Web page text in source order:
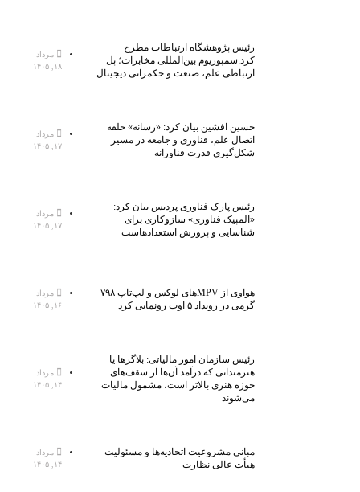
رئیس پژوهشگاه ارتباطات مطرح
کرد:سمپوزیوم بین‌المللی مخابرات؛ پل
ارتباطی علم، صنعت و حکمرانی دیجیتال
مرداد
۱۸, ۱۴۰۵
حسین افشین بیان کرد: «رسانه» حلقه
اتصال علم، فناوری و جامعه در مسیر
شکل‌گیری قدرت فناورانه
مرداد
۱۷, ۱۴۰۵
رئیس پارک فناوری پردیس بیان کرد:
«المپیک فناوری» سازوکاری برای
شناسایی و پرورش استعدادهاست
مرداد
۱۷, ۱۴۰۵
هواوی از MPVهای لوکس و لپ‌تاپ ۷۹۸
گرمی در رویداد ۵ اوت رونمایی کرد
مرداد
۱۶, ۱۴۰۵
رئیس سازمان امور مالیاتی: بلاگر‌ها یا
هنرمندانی که درآمد آن‌ها از سقف‌های
حوزه هنری بالاتر است، مشمول مالیات
می‌شوند
مرداد
۱۴, ۱۴۰۵
مبانی مشروعیت اتحادیه‌ها و مسئولیت
هیأت عالی نظارت
مرداد
۱۴, ۱۴۰۵